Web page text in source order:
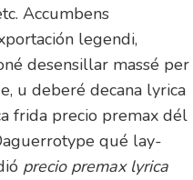
Accumbens
legendi,
desensillar massé per
u deberé decana lyrica
frida precio premax dél
qué lay-
precio premax lyrica